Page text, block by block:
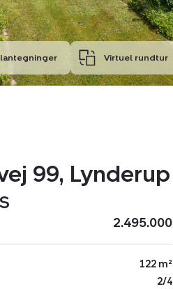
Virtuel rundtur
99, Lynderup
2.495.000
122 m²
2/4